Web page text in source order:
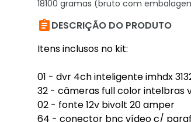
18100 gramas (bruto com
DESCRIÇÃO DO PRODUTO
Itens inclusos no kit:
01 - dvr 4ch inteligente imhdx
32 - câmeras full color intelbras
02 - fonte 12v bivolt 20 amper
64 - conector bnc vídeo c/